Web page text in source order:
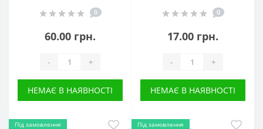
0
60.00 грн.
- +
НЕМАЄ В НАЯВНОСТІ
0
17.00 грн.
- +
НЕМАЄ В НАЯВНОСТІ
Під замовлення
Під замовлення